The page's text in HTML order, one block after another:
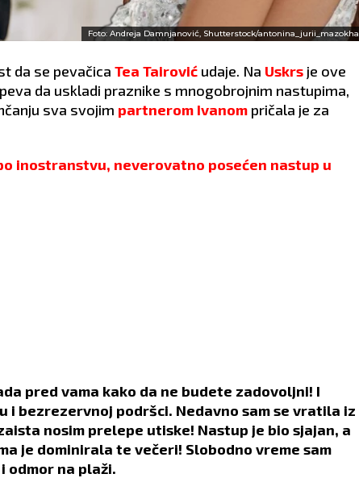
Foto: Andreja Damnjanović, Shutterstock/antonina_jurii_mazokha
da se pevačica Tea Tairović udaje. Na Uskrs je ove
da uskladi praznike s mnogobrojnim nastupima,
sva svojim partnerom Ivanom pričala je za
inostranstvu, neverovatno posećen nastup u
pred vama kako da ne budete zadovoljni! I
i bezrezervnoj podršci. Nedavno sam se vratila iz
nosim prelepe utiske! Nastup je bio sjajan, a
je dominirala te večeri! Slobodno vreme sam
odmor na plaži.